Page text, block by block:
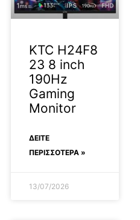
KTC H24F8
23 8 inch
190Hz
Gaming
Monitor
ΔΕΊΤΕ
ΠΕΡΙΣΣΟΤΕΡΑ »
13/07/2026